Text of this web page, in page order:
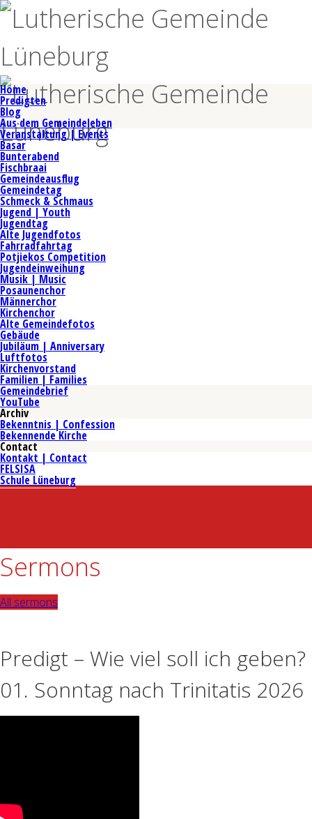
Home
Predigten
Blog
Aus dem Gemeindeleben
Veranstaltung | Events
Basar
Bunterabend
Fischbraai
Gemeindeausflug
Gemeindetag
Schmeck & Schmaus
Jugend | Youth
Jugendtag
Alte Jugendfotos
Fahrradfahrtag
Potjiekos Competition
Jugendeinweihung
Musik | Music
Posaunenchor
Männerchor
Kirchenchor
Alte Gemeindefotos
Gebäude
Jubiläum | Anniversary
Luftfotos
Kirchenvorstand
Familien | Families
Gemeindebrief
YouTube
Archiv
Bekenntnis | Confession
Bekennende Kirche
Contact
Kontakt | Contact
FELSISA
Schule Lüneburg
Sermons
All sermons
Predigt – Wie viel soll ich geben?
01. Sonntag nach Trinitatis 2026